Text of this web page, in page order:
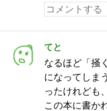
てと
なるほど「掻
になってしま
ったけれども
この本に書か